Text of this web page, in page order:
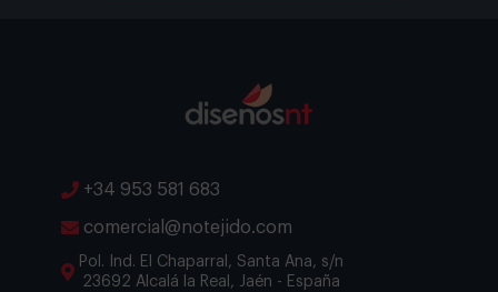
+34 953 581 683
comercial@notejido.com
Pol. Ind. El Chaparral, Santa Ana, s/n
23692 Alcalá la Real, Jaén - España